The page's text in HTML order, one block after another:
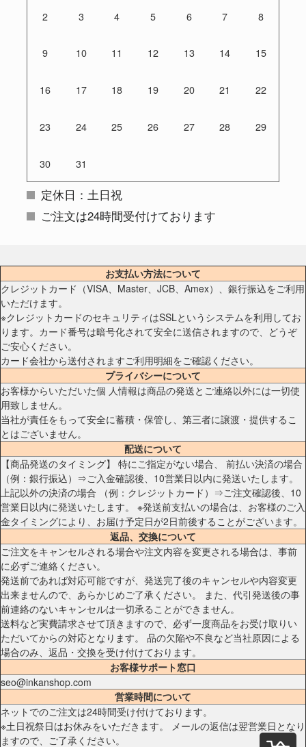
2 3 4 5 6 7 8
9 10 11 12 13 14 15
16 17 18 19 20 21 22
23 24 25 26 27 28 29
30 31
定休日：土日祝
ご注文は24時間受付けております
お支払い方法について
クレジットカード（VISA、Master、JCB、Amex）、銀行振込をご利用
いただけます。
※クレジットカードのセキュリティはSSLというシステムを利用してお
ります。カード番号は暗号化されて安全に送信されますので、どうぞ
ご安心ください。
カード会社から送付されますご利用明細をご確認ください。
プライバシーについて
お客様からいただいた個 人情報は商品の発送とご連絡以外には一切使
用致しません。
当社が責任をもって安全に蓄積・保管し、第三者に譲渡・提供するこ
とはございません。
配送について
【商品発送のタイミング】 特にご指定がない場合、 前払い決済の場合
（例：銀行振込）⇒ご入金確認後、10営業日以内に発送いたします。
上記以外の決済の場合 （例：クレジットカード）⇒ご注文確認後、10
営業日以内に発送いたします。 ※発送前支払いの場合は、お客様のご入
金タイミングにより、お届け予定日が2日前後することがございます。
返品、交換について
ご注文をキャンセルされる場合や注文内容を変更される場合は、事前
に必ずご連絡ください。
発送前であれば対応可能ですが、発送完了後のキャンセルや内容変更
出来ませんので、あらかじめご了承ください。 また、代引発送後の事
前連絡のないキャンセルは一切承ることができません。
送料など実費請求させて頂きますので、必ず一度商品をお受け取りい
ただいてからの対応となります。 品の欠陥や不良など当社原因による
場合のみ、返品・交換を受け付けております。
お客様サポート窓口
seo@inkanshop.com
営業時間について
ネットでのご注文は24時間受け付けております。
※土日祝祭日はお休みをいただきます。 メールの返信は翌営業日となり
ますので、ご了承ください。